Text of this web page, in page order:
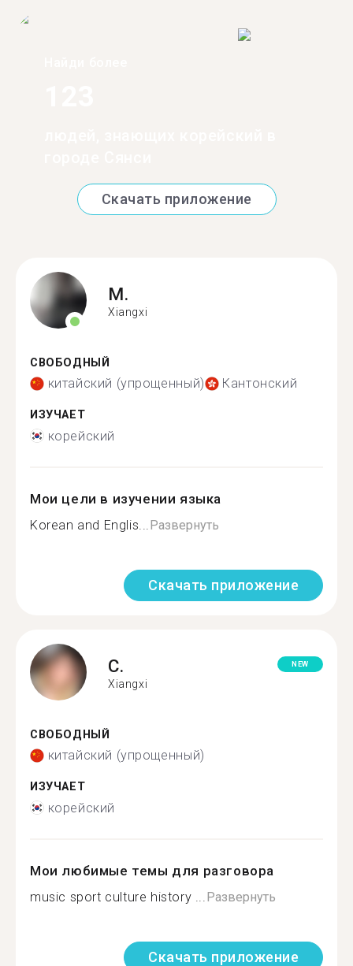
Скачать приложение
M.
Xiangxi
СВОБОДНЫЙ
китайский (упрощенный) Кантонский
ИЗУЧАЕТ
корейский
Мои цели в изучении языка
Korean and Englis... Развернуть
Скачать приложение
C.
Xiangxi
NEW
СВОБОДНЫЙ
китайский (упрощенный)
ИЗУЧАЕТ
корейский
Мои любимые темы для разговора
music sport culture history ... Развернуть
Скачать приложение